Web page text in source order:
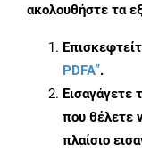
ακολουθήστε τα
PDFA”.
Εισαγάγετε
που θέλετε
πλαίσιο